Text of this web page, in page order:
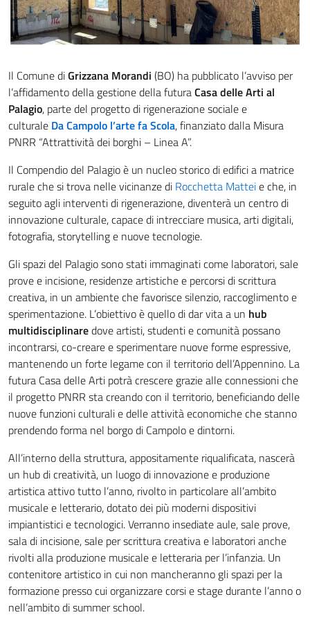
Il Comune diGrizzana Morandi (BO) ha pubblicato l’avviso per
l’affidamento della gestione della futuraCasa delle Arti al
Palagio, parte del progetto di rigenerazione sociale e
culturale Da Campolo l’arte fa Scola, finanziato dalla Misura
PNRR “Attrattività dei borghi – Linea A”.
Il Compendio del Palagio è un nucleo storico di edifici a matrice
rurale che si trova nelle vicinanze di Rocchetta Matteie che, in
seguito agli interventi di rigenerazione, diventerà un centro di
innovazione culturale, capace di intrecciare musica, arti digitali,
fotografia, storytelling e nuove tecnologie.
Gli spazi del Palagio sono stati immaginati come laboratori, sale
prove e incisione, residenze artistiche e percorsi di scrittura
creativa, in un ambiente che favorisce silenzio, raccoglimento e
sperimentazione. L’obiettivo è quello di dar vita a un hub
multidisciplinaredove artisti, studenti e comunità possano
incontrarsi, co-creare e sperimentare nuove forme espressive,
mantenendo un forte legame con il territorio dell’Appennino. La
futura Casa delle Arti potrà crescere grazie alle connessioni che
il progetto PNRR sta creando con il territorio, beneficiando delle
nuove funzioni culturali e delle attività economiche che stanno
prendendo forma nel borgo di Campolo e dintorni.
All’interno della struttura, appositamente riqualificata, nascerà
un hub di creatività, un luogo di innovazione e produzione
artistica attivo tutto l’anno, rivolto in particolare all’ambito
musicale e letterario, dotato dei più moderni dispositivi
impiantistici e tecnologici. Verranno insediate aule, sale prove,
sala di incisione, sale per scrittura creativa e laboratori anche
rivolti alla produzione musicale e letteraria per l’infanzia. Un
contenitore artistico in cui non mancheranno gli spazi per la
formazione presso cui organizzare corsi e stage durante l’anno o
nell’ambito di summer school.